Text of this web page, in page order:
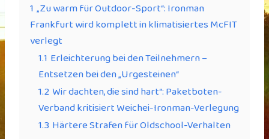
1 „Zu warm für Outdoor-Sport“: Ironman
Frankfurt wird komplett in klimatisiertes McFIT
verlegt
1.1 Erleichterung bei den Teilnehmern –
Entsetzen bei den „Urgesteinen“
1.2Wir dachten, die sind hart“: Paketboten-
Verband kritisiert Weichei-Ironman-Verlegung
1.3 Härtere Strafen für Oldschool-Verhalten